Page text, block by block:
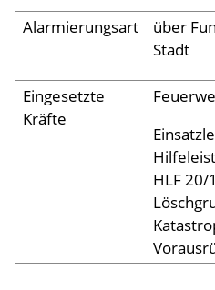
Links
Alarmierungsart
über
Stadt
Eingesetzte
Kräfte
HLF 20/